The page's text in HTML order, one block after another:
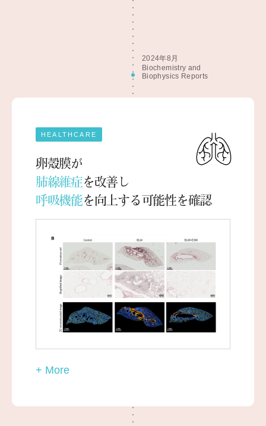
2024年8月
Biochemistry and
Biophysics Reports
HEALTHCARE
卵殻膜が
肺線維症を改善し
呼吸機能を向上する可能性を確認
+ More